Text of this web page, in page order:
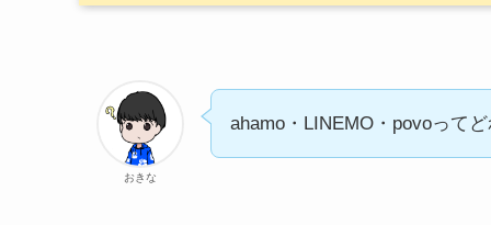
おきな
ahamo・LINEMO・povoって